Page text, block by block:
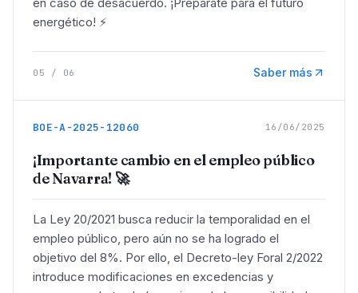
energético! ⚡️
05 / 06 Saber más
BOE-A-2025-12060 16/06/2025
¡Importante cambio en el empleo público
de Navarra! 🚀
La Ley 20/2021 busca reducir la temporalidad en el
empleo público, pero aún no se ha logrado el
objetivo del 8%. Por ello, el Decreto-ley Foral 2/2022
introduce modificaciones en excedencias y